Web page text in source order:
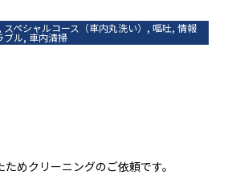
, スペシャルコース（車内丸洗い） ,嘔吐,情報
ブル, 車内清掃
めクリーニングのご依頼です。